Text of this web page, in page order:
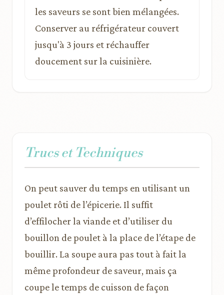
les saveurs se sont bien mélangées.
Conserver au réfrigérateur couvert
jusqu'à 3 jours et réchauffer
doucement sur la cuisinière.
Trucs et Techniques
On peut sauver du temps en utilisant un
poulet rôti de l’épicerie. Il suffit
d’effilocher la viande et d’utiliser du
bouillon de poulet à la place de l’étape de
bouillir. La soupe aura pas tout à fait la
même profondeur de saveur, mais ça
coupe le temps de cuisson de façon